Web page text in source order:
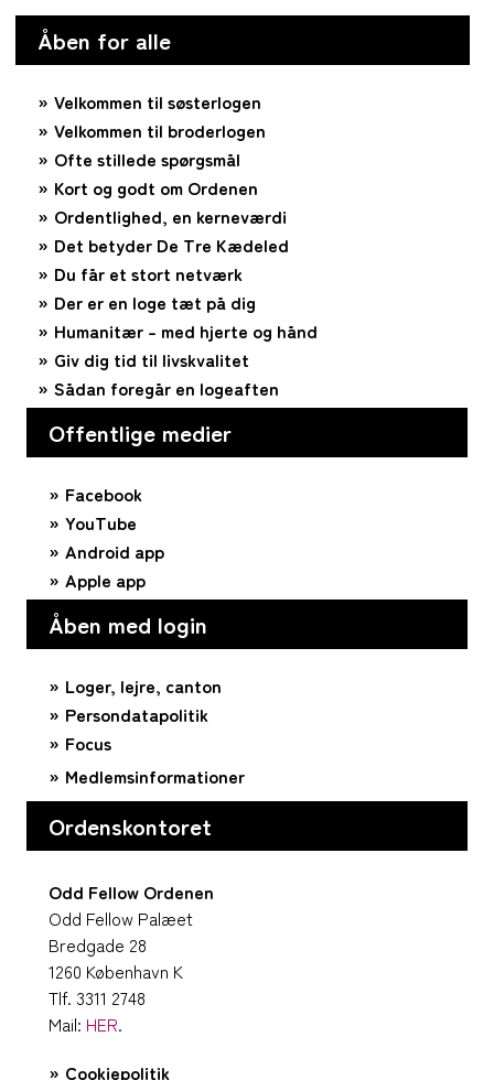
Åben for alle
Velkommen til søsterlogen
Velkommen til broderlogen
Ofte stillede spørgsmål
Kort og godt om Ordenen
Ordentlighed, en kerneværdi
Det betyder De Tre Kædeled
Du får et stort netværk
Der er en loge tæt på dig
Humanitær – med hjerte og hånd
Giv dig tid til livskvalitet
Sådan foregår en logeaften
Offentlige medier
Facebook
YouTube
Android app
Apple app
Åben med login
Loger, lejre, canton
Persondatapolitik
Focus
Medlemsinformationer
Ordenskontoret
Odd Fellow Ordenen
Odd Fellow Palæet
Bredgade 28
1260 København K
Tlf. 3311 2748
Mail: HER.
Cookiepolitik